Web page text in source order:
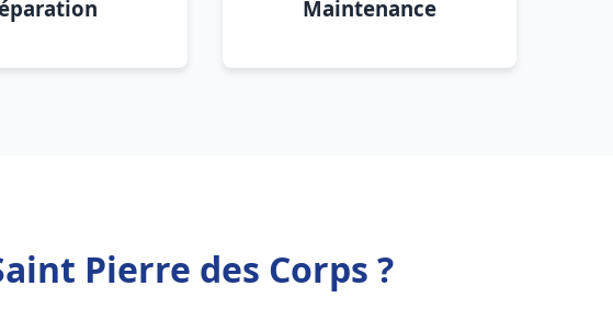
Maintenance
Pierre des Corps ?